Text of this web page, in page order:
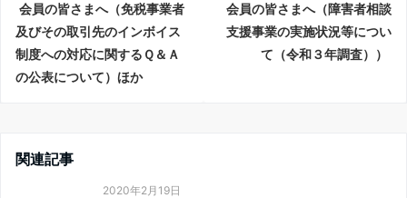
会員の皆さまへ（免税事業者
及びその取引先のインボイス
制度への対応に関するＱ＆Ａ
の公表について）ほか
会員の皆さまへ（障害者相談
支援事業の実施状況等につい
て（令和３年調査））
関連記事
2020年2月19日